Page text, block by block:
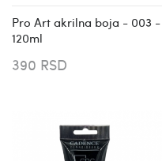
Pro Art akrilna boja - 003 -
120ml
390 RSD